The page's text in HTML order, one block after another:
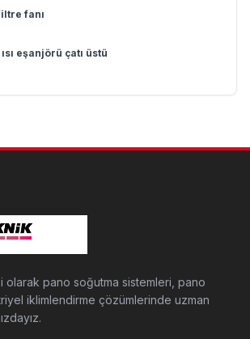
fanı
eşanjörü çatı üstü
olarak pano soğutma sistemleri, pano
iklimlendirme çözümlerinde uzman